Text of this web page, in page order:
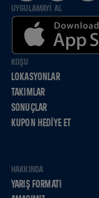
UYGULAMAYI AL
KOŞU
LOKASYONLAR
TAKIMLAR
SONUÇLAR
KUPON HEDIYE ET
HAKKINDA
YARIŞ FORMATI